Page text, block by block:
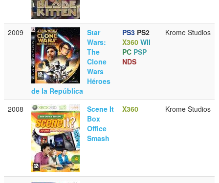
2009
Star
Wars:
The
Clone
Wars
Héroes
de la República
PS3 PS2
X360 WII
PC PSP
NDS
Krome Studios
2008
Scene It
Box
Office
Smash
X360 Krome Studios